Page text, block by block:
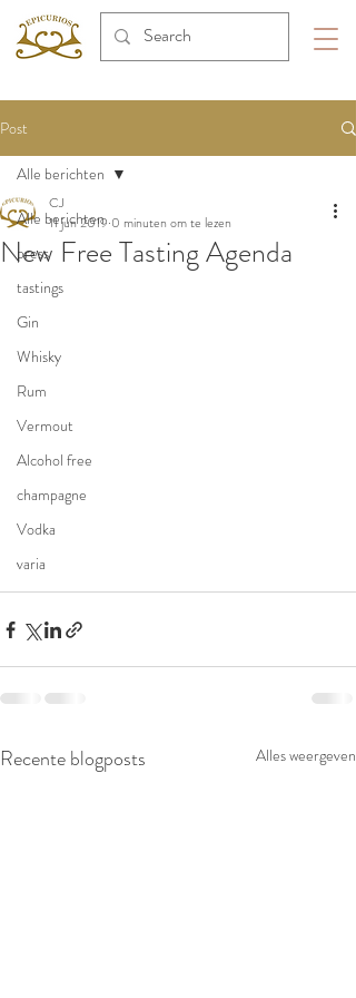
Post
Alle berichten
press
tastings
Gin
Whisky
Rum
Vermout
Alcohol free
champagne
Vodka
varia
Alle berichten
New Free Tasting Agenda
CJ
11 jun 2019 0 minuten om te lezen
Recente blogposts Alles weergeven